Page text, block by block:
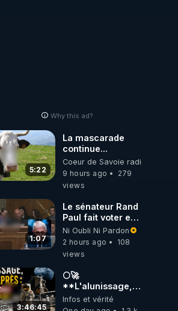
Why this ad?
5:22
La mascarade
continue...
Coeur de Savoie radioweb TV
9 hours ago
279
views
1:07
Le sénateur Rand
Paul fait voter en
commission
l'outrage au
Congrès contre
Ni Oubli Ni Pardon
2 hours ago
108
views
3:46:45
🌕🚀
**L'alunissage,
57 ans après :
Émission spéciale
Infos et vérité